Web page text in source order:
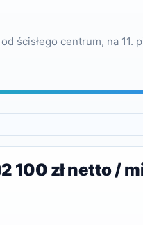
ścisłego centrum, na 11.
2 100 zł netto /